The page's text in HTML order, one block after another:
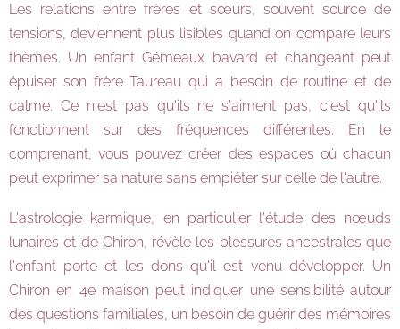
Les relations entre frères et sœurs, souvent source de
tensions, deviennent plus lisibles quand on compare leurs
thèmes. Un enfant Gémeaux bavard et changeant peut
épuiser son frère Taureau qui a besoin de routine et de
calme. Ce n'est pas qu'ils ne s'aiment pas, c'est qu'ils
fonctionnent sur des fréquences différentes. En le
comprenant, vous pouvez créer des espaces où chacun
peut exprimer sa nature sans empiéter sur celle de l'autre.
L'astrologie karmique, en particulier l'étude des nœuds
lunaires et de Chiron, révèle les blessures ancestrales que
l'enfant porte et les dons qu'il est venu développer. Un
Chiron en 4e maison peut indiquer une sensibilité autour
des questions familiales, un besoin de guérir des mémoires